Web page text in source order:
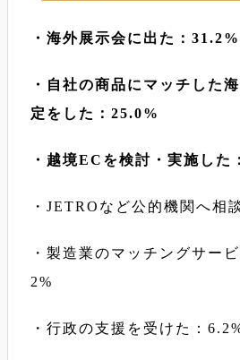
・海外展示会に出た：31.2%
・自社の商品にマッチした
定をした：25.0%
・越境ECを検討・実施した
・JETROなど公的機関へ相
・製造業のマッチングサー
2%
・行政の支援を受けた：